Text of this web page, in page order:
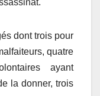
dont trois pour
quatre
ayant
la donner, trois